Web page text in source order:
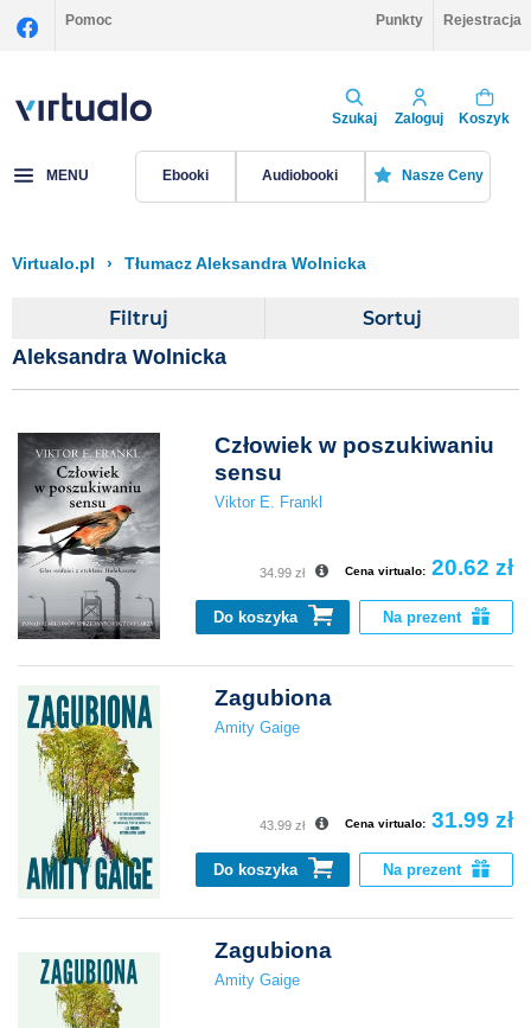
Pomoc Punkty Rejestracja
Szukaj Zaloguj Koszyk
MENU Ebooki Audiobooki Nasze Ceny
Virtualo.pl › Tłumacz Aleksandra Wolnicka
Filtruj Sortuj
Aleksandra Wolnicka
Człowiek w poszukiwaniu
sensu
Viktor E. Frankl
Cena virtualo: 20.62 zł
34.99 zł
Do koszyka Na prezent
Zagubiona
Amity Gaige
Cena virtualo: 31.99 zł
43.99 zł
Do koszyka Na prezent
Zagubiona
Amity Gaige